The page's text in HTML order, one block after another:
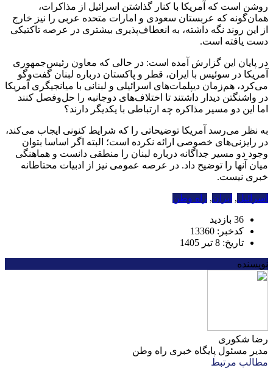
روشن است که آمریکا با کنار گذاشتن اسرائیل از مذاکرات،
همان‌گونه که عربستان سعودی و امارات متحده عربی را نیز خارج
از این روند نگه داشته، به انعطاف‌پذیری بیشتری در عرصه تاکتیکی
دست یافته است.
در پایان این گزارش آمده است: در حالی که معاون رئیس‌جمهوری
آمریکا در سوئیس با ایران، قطر و پاکستان درباره لبنان گفت‌وگو
می‌کرد، هم‌زمان دیپلمات‌های اسرائیلی و لبنانی با میانجیگری آمریکا
در واشنگتن دیدار داشتند تا اختلاف‌های دوجانبه را حل‌وفصل کنند
اما این دو مسیر مذاکره چه ارتباطی با یکدیگر دارند؟
به نظر می‌رسد آمریکا توضیحاتی را که شرایط کنونی ایجاب می‌کند،
در رایزنی‌های خصوصی ارائه نکرده است؛ البته اگر اساسا بتوان
وجود دو مسیر جداگانه درباره لبنان را منطقی دانست و هماهنگی
میان آنها را توضیح داد. در عرصه عمومی نیز از ادبیات محتاطانه
خبری نیست.
اسرائیل, ایران, راه وطن
36 بازدید
کدخبر: 13360
تاریخ: 8 تیر 1405
نویسنده
رضا شکوری
مدیر مسئول پایگاه خبری راه وطن
مطالب مرتبط